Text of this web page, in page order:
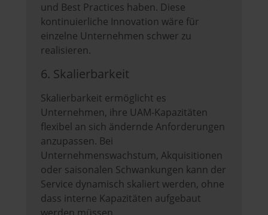
und Best Practices haben. Diese
kontinuierliche Innovation wäre für
einzelne Unternehmen schwer zu
realisieren.
6. Skalierbarkeit
Skalierbarkeit ermöglicht es
Unternehmen, ihre UAM-Kapazitäten
flexibel an sich ändernde Anforderungen
anzupassen. Bei
Unternehmenswachstum, Akquisitionen
oder saisonalen Schwankungen kann der
Service dynamisch skaliert werden, ohne
dass interne Kapazitäten aufgebaut